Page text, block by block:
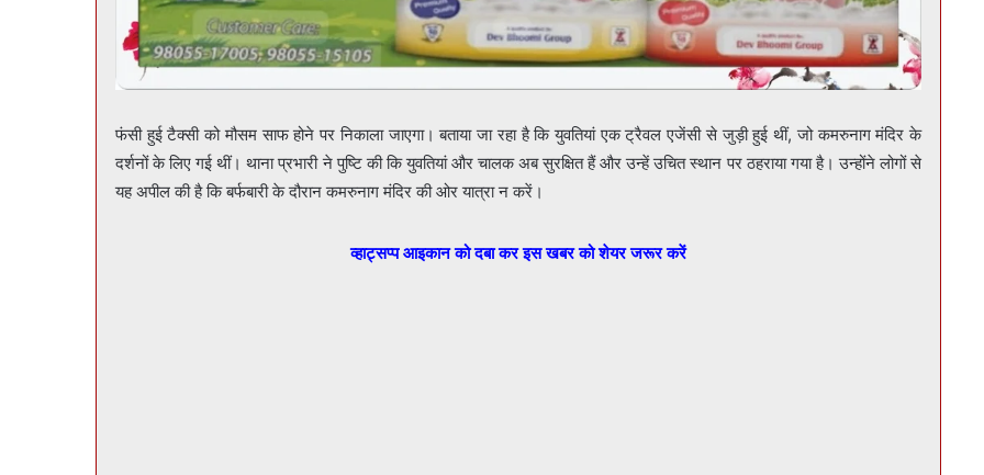
फंसी हुई टैक्सी को मौसम साफ होने पर निकाला जाएगा। बताया जा रहा है कि युवतियां एक ट्रैवल एजेंसी से जुड़ी हुई थीं, जो कमरुनाग मंदिर के
दर्शनों के लिए गई थीं। थाना प्रभारी ने पुष्टि की कि युवतियां और चालक अब सुरक्षित हैं और उन्हें उचित स्थान पर ठहराया गया है। उन्होंने लोगों से
यह अपील की है कि बर्फबारी के दौरान कमरुनाग मंदिर की ओर यात्रा न करें।
व्हाट्सप्प आइकान को दबा कर इस खबर को शेयर जरूर करें